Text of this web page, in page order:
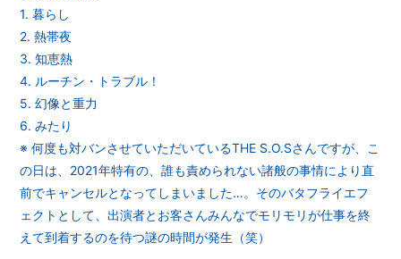
1. 暮らし
2. 熱帯夜
3. 知恵熱
4. ルーチン・トラブル！
5. 幻像と重力
6. みたり
※ 何度も対バンさせていただいているTHE S.O.Sさんですが、こ
の日は、2021年特有の、誰も責められない諸般の事情により直
前でキャンセルとなってしまいました…。そのバタフライエフ
ェクトとして、出演者とお客さんみんなでモリモリが仕事を終
えて到着するのを待つ謎の時間が発生（笑）